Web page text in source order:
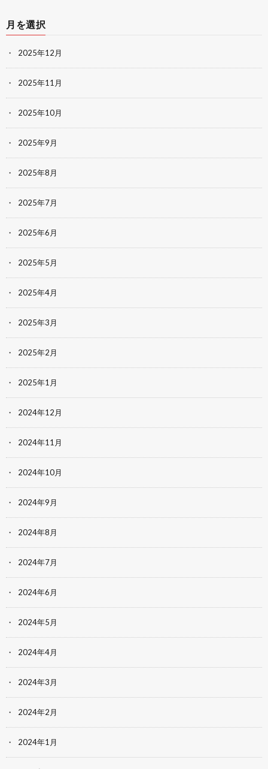
月を選択
2025年12月
2025年11月
2025年10月
2025年9月
2025年8月
2025年7月
2025年6月
2025年5月
2025年4月
2025年3月
2025年2月
2025年1月
2024年12月
2024年11月
2024年10月
2024年9月
2024年8月
2024年7月
2024年6月
2024年5月
2024年4月
2024年3月
2024年2月
2024年1月